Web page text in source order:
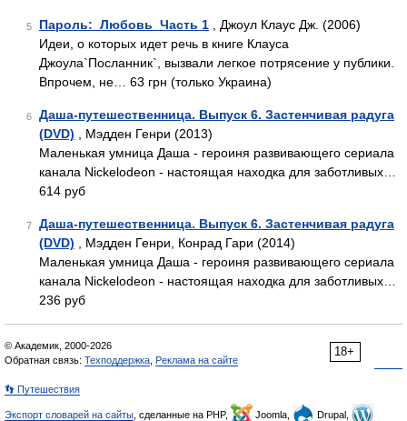
5 Пароль:_Любовь_Часть 1 , Джоул Клаус Дж. (2006)
Идеи, о которых идет речь в книге Клауса
Джоула`Посланник`, вызвали легкое потрясение у публики.
Впрочем, не… 63 грн (только Украина)
6
Даша-путешественница. Выпуск 6. Застенчивая радуга
(DVD) , Мэдден Генри (2013)
Маленькая умница Даша - героиня развивающего сериала
канала Nickelodeon - настоящая находка для заботливых…
614 руб
7
Даша-путешественница. Выпуск 6. Застенчивая радуга
(DVD) , Мэдден Генри, Конрад Гари (2014)
Маленькая умница Даша - героиня развивающего сериала
канала Nickelodeon - настоящая находка для заботливых…
236 руб
18+
© Академик, 2000-2026
Обратная связь: Техподдержка Реклама на сайте
👣 Путешествия
Экспорт словарей на сайты , сделанные на PHP, Joomla,
Drupal,